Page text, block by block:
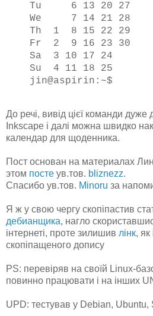
Tu 6 13 20 27
We 7 14 21 28
Th 1 8 15 22 29
Fr 2 9 16 23 30
Sa 3 10 17 24
Su 4 11 18 25
jin@aspirin:~$
До речі, вивід цієї команди дуже
Inkscape і далі можна швидко
календар для щоденника.
Пост основан на материалах
этом посте ув.тов. bliznezz.
Спасибо ув.тов. Minoru за
Я ж у свою чергу скопіпастив
дебианщика, нагло
інтернеті, проте зилишив лінк, як
скопіпащеного допису
PS: перевіряв на своїй Linux-
повинно працювати і на інших
UPD: тестував у Debian, Ubuntu,